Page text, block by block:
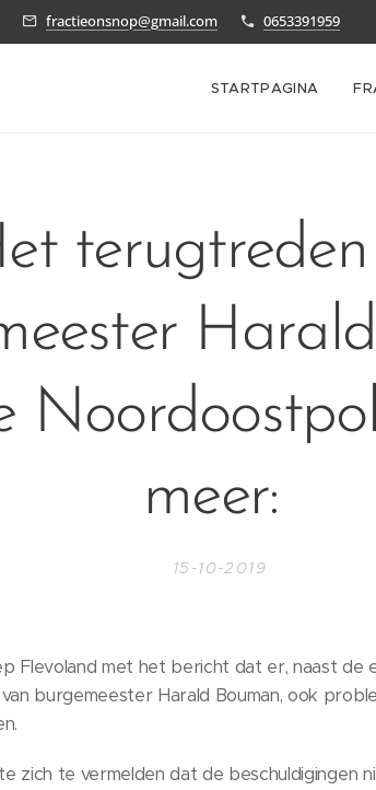
fractieonsnop@gmail.com 0653391959
STARTPAGINA
meer:
15-10-2019
Flevoland met het bericht dat er, naast de
burgemeester Harald Bouman, ook
zich te vermelden dat de beschuldigingen